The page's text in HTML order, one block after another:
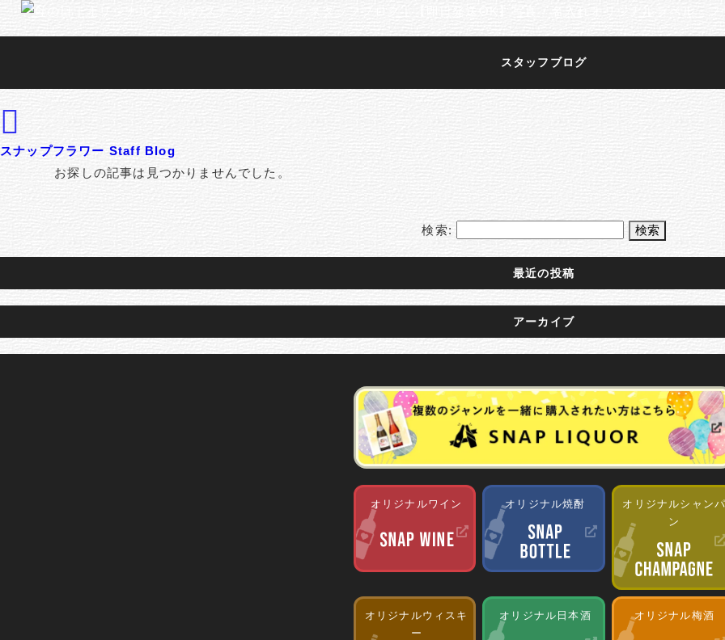
スタッフブログ
スナップフラワー Staff Blog
お探しの記事は見つかりませんでした。
検索:
最近の投稿
アーカイブ
オリジナルワイン オリジナル焼酎
オリジナルシャン
ン
オリジナルウィスキ
ー
オリジナル日本酒 オリジナル梅酒